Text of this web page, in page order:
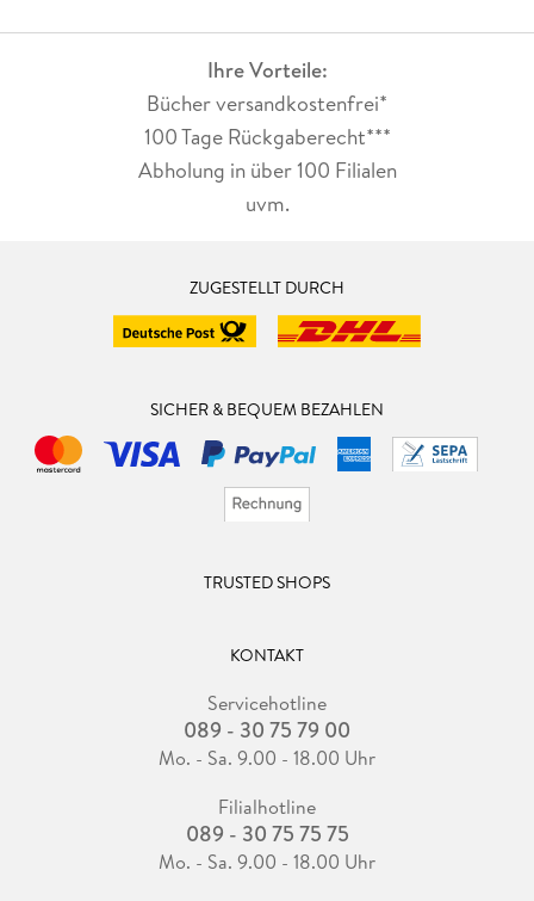
Ihre Vorteile:
Bücher versandkostenfrei*
100 Tage Rückgaberecht***
Abholung in über 100 Filialen
uvm.
ZUGESTELLT DURCH
SICHER & BEQUEM BEZAHLEN
TRUSTED SHOPS
KONTAKT
Servicehotline
089 - 30 75 79 00
Mo. - Sa. 9.00 - 18.00 Uhr
Filialhotline
089 - 30 75 75 75
Mo. - Sa. 9.00 - 18.00 Uhr